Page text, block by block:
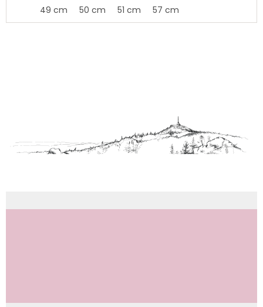
49 cm
50 cm 51 cm 57 cm